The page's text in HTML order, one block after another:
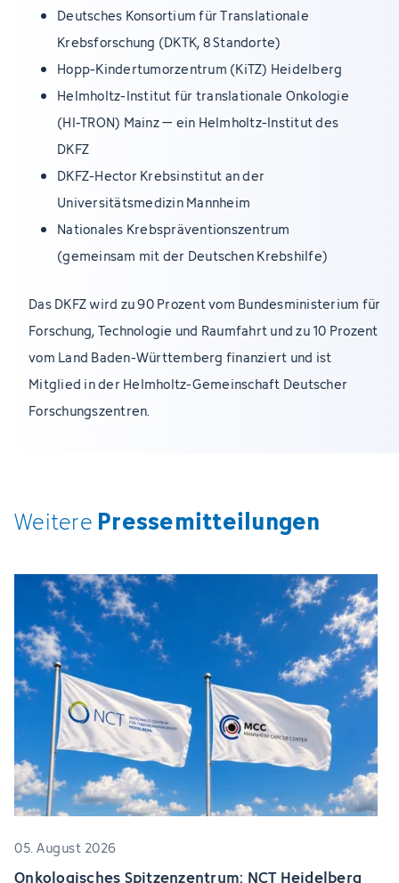
Deutsches Konsortium für Translationale
Krebsforschung (DKTK, 8 Standorte)
Hopp-Kindertumorzentrum (KiTZ) Heidelberg
Helmholtz-Institut für translationale Onkologie
(HI-TRON) Mainz – ein Helmholtz-Institut des
DKFZ
DKFZ-Hector Krebsinstitut an der
Universitätsmedizin Mannheim
Nationales Krebspräventionszentrum
(gemeinsam mit der Deutschen Krebshilfe)
Das DKFZ wird zu 90 Prozent vom Bundesministerium für
Forschung, Technologie und Raumfahrt und zu 10 Prozent
vom Land Baden-Württemberg finanziert und ist
Mitglied in der Helmholtz-Gemeinschaft Deutscher
Forschungszentren.
Weitere Pressemitteilungen
05. August 2026
Onkologisches Spitzenzentrum: NCT Heidelberg